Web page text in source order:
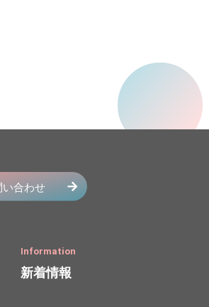
Information
新着情報